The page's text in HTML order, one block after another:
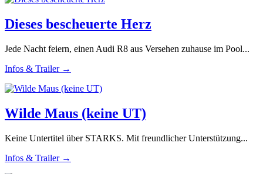
Dieses bescheuerte Herz
Jede Nacht feiern, einen Audi R8 aus Versehen zuhause im Pool...
Infos & Trailer →
Wilde Maus (keine UT)
Keine Untertitel über STARKS. Mit freundlicher Unterstützung...
Infos & Trailer →